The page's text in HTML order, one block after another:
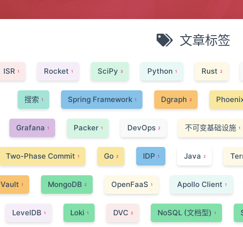
文章标签
ISR 1 Rocket 1 SciPy 3 Python 1 Rust 2
搜索 1 Spring Framework 1 Dgraph 3
Grafana 1 Packer 1 DevOps 2 不可变基础设施 1
Two-Phase Commit 1 Go 2 IDP 1 Java 2
Vault 1 MongoDB 2 OpenFaaS 1 Apollo Client 1
LevelDB 1 Loki 1 DVC 2 NoSQL (文档型) 1